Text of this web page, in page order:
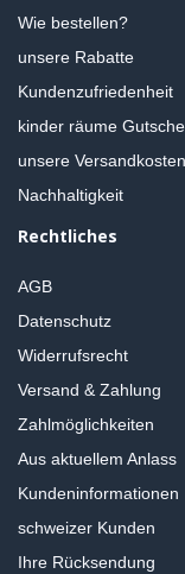
Wie bestellen?
unsere Rabatte
Kundenzufriedenheit
kinder räume
unsere Versandkosten
Nachhaltigkeit
Rechtliches
AGB
Datenschutz
Widerrufsrecht
Versand & Zahlung
Zahlmöglichkeiten
Aus aktuellem Anlass
Kundeninformationen
schweizer Kunden
Ihre Rücksendung